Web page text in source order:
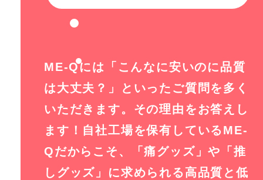
ME-Qには「こんなに安いのに品質
は大丈夫？」といったご質問を多く
いただきます。その理由をお答えし
ます！自社工場を保有しているME-
Qだからこそ、「痛グッズ」や「推
しグッズ」に求められる高品質と低